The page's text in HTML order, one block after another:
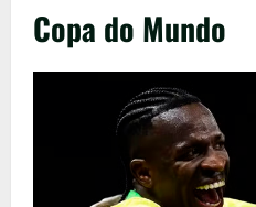
Copa do Mundo